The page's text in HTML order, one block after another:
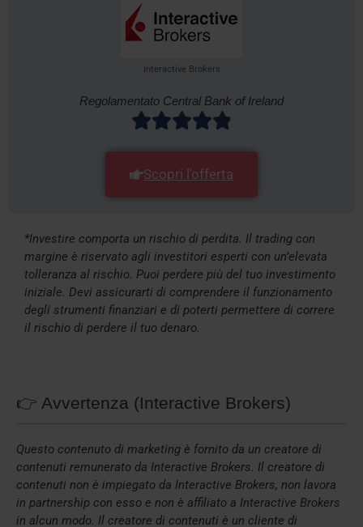
Interactive Brokers
Regolamentato Central Bank of Ireland
Scopri l'offerta
*Investire comporta un rischio di perdita. Il trading con
margine è riservato agli investitori esperti con un’elevata
tolleranza al rischio. Puoi perdere più del tuo investimento
iniziale. Devi assicurarti di comprendere il funzionamento
degli strumenti finanziari e di poterti permettere di correre
il rischio di perdere il tuo denaro.
👉 Avvertenza (Interactive Brokers)
Questo contenuto di marketing è fornito da un creatore di
contenuti remunerato da Interactive Brokers. Il creatore di
contenuti non è impiegato da Interactive Brokers, non lavora
in partnership con esso e non è affiliato a Interactive Brokers
in alcun modo. Il creatore di contenuti è un cliente di